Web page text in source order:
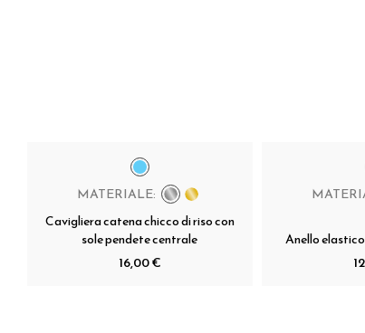
MATERIALE:
Cavigliera catena chicco di riso con
sole pendete centrale
16,00 €
Anello